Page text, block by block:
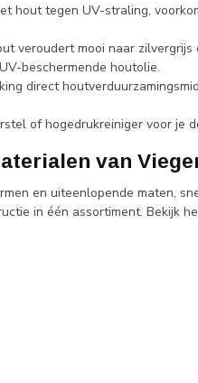
hout tegen UV-straling,
veroudert mooi naar
beschermende houtolie.
direct
of hogedrukreiniger voor je
van
en uiteenlopende maten,
in één assortiment. Bekijk